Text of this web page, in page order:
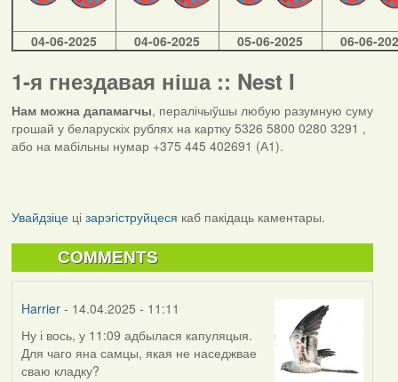
04-06-2025 04-06-2025 05-06-2025 06-06-
1-я гнездавая ніша :: Nest I
Нам можна дапамагчы, пералічыўшы любую разумную суму
грошай у беларускіх рублях на картку 5326 5800 0280 3291 ,
або на мабільны нумар +375 445 402691 (А1).
Увайдзіцеці зарэгіструйцеся каб пакідаць каментары.
COMMENTS
Harrier- 14.04.2025 - 11:11
Ну і вось, у 11:09 адбылася капуляцыя.
Для чаго яна самцы, якая не наседжвае
сваю кладку?